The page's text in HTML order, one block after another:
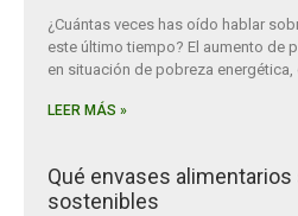
¿Cuántas veces has oído hablar
este último tiempo? El aumento de
en situación de pobreza energética,
LEER MÁS »
Qué envases
sostenibles